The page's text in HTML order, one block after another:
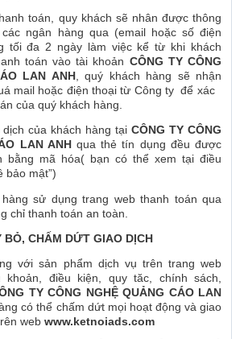
toán, quy khách sẽ nhân được thông
ngân hàng qua (email hoặc số điện
tối đa 2 ngày làm việc kể từ khi khách
toán vào tài khoản CÔNG TY CÔNG
LAN ANH, quý khách hàng sẽ nhận
mail hoặc điện thoại từ Công ty để xác
của quý khách hàng.
của khách hàng tại CÔNG TY CÔNG
LAN ANH qua thẻ tín dụng đều được
bằng mã hóa( bạn có thể xem tại điều
bảo mật”)
sử dụng trang web thanh toán qua
chỉ thanh toán an toàn.
BỎ, CHẤM DỨT GIAO DỊCH
với sản phẩm dịch vụ trên trang web
khoản, điều kiện, quy tăc, chính sách,
TY CÔNG NGHỆ QUẢNG CÁO LAN
có thể chấm dứt mọi hoạt động và giao
web www.ketnoiads.com